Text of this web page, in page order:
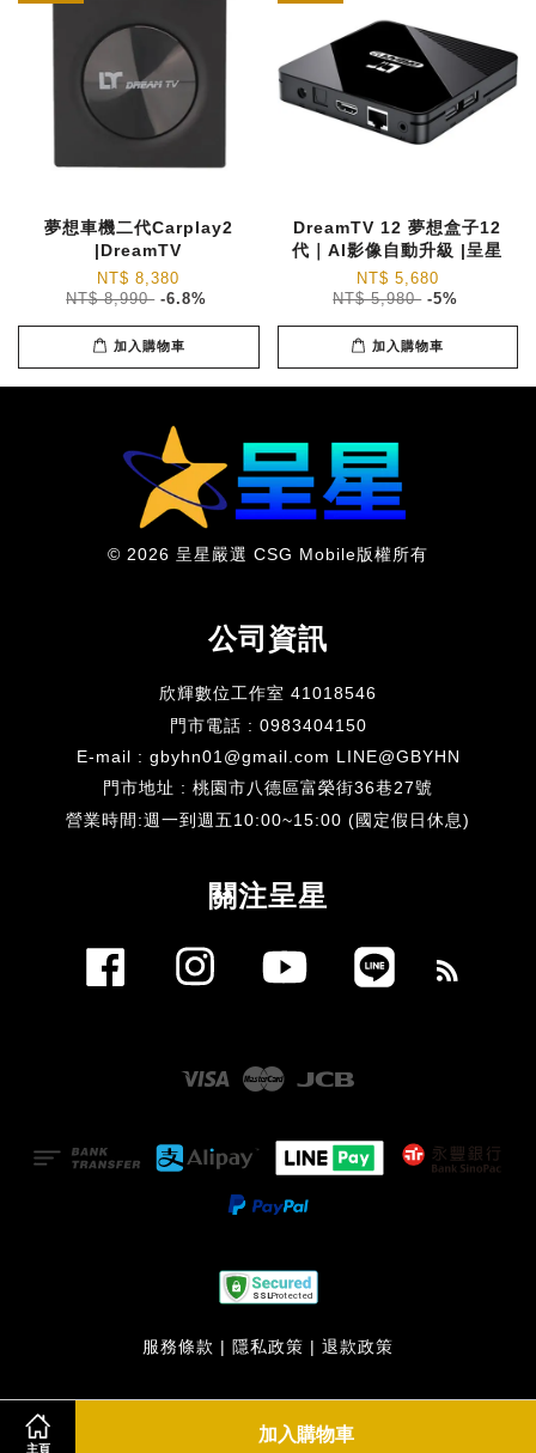
主頁
加入購物車
夢想車機二代Carplay2
|DreamTV
NT$ 8,380
NT$ 8,990 -6.8%
加入購物車
DreamTV 12 夢想盒子12
代｜AI影像自動升級 |呈星
NT$ 5,680
NT$ 5,980 -5%
加入購物車
© 2026 呈星嚴選 CSG Mobile版權所有
公司資訊
欣輝數位工作室 41018546
門市電話 : 0983404150
E-mail : gbyhn01@gmail.com LINE@GBYHN
門市地址 : 桃園市八德區富榮街36巷27號
​營業時間:週一到週五10:00~15:00 (國定假日休息)
關注呈星
Facebook Instagram YouTube
Visa Master
服務條款 隱私政策 退款政策